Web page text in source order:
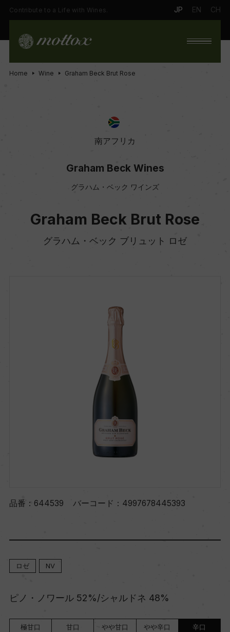
Contribute to a Life with Wines. JP EN CH
Home Wine Graham Beck Brut Rose
南アフリカ
Graham Beck Wines
グラハム・ベック ワインズ
Graham Beck Brut Rose
グラハム・ベック ブリュット ロゼ
品番： 644539 バーコード： 4997678445393
ロゼ NV
ピノ・ノワール 52%/シャルドネ 48%
極甘口 甘口 やや甘口 やや辛口 辛口